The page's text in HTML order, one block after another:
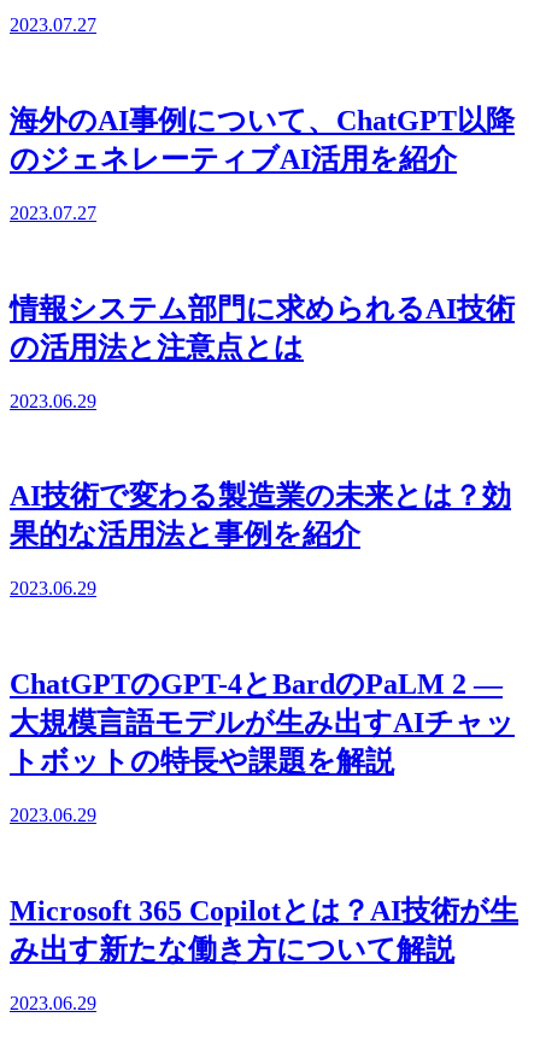
2023.07.27
海外のAI事例について、ChatGPT以降
のジェネレーティブAI活用を紹介
2023.07.27
情報システム部門に求められるAI技術
の活用法と注意点とは
2023.06.29
AI技術で変わる製造業の未来とは？効
果的な活用法と事例を紹介
2023.06.29
ChatGPTのGPT-4とBardのPaLM 2 ―
大規模言語モデルが生み出すAIチャッ
トボットの特長や課題を解説
2023.06.29
Microsoft 365 Copilotとは？AI技術が生
み出す新たな働き方について解説
2023.06.29